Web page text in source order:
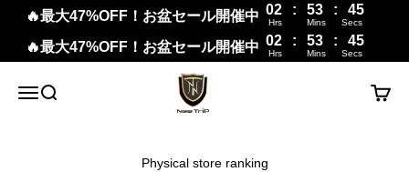
🔥最大47%OFF！お盆セール開催中 02 : 53 : 44
Hrs Mins Secs
🔥最大47%OFF！お盆セール開催中 02 : 53 : 44
Hrs Mins Secs
MenuSearch
New Trip
Cart
Physical store ranking